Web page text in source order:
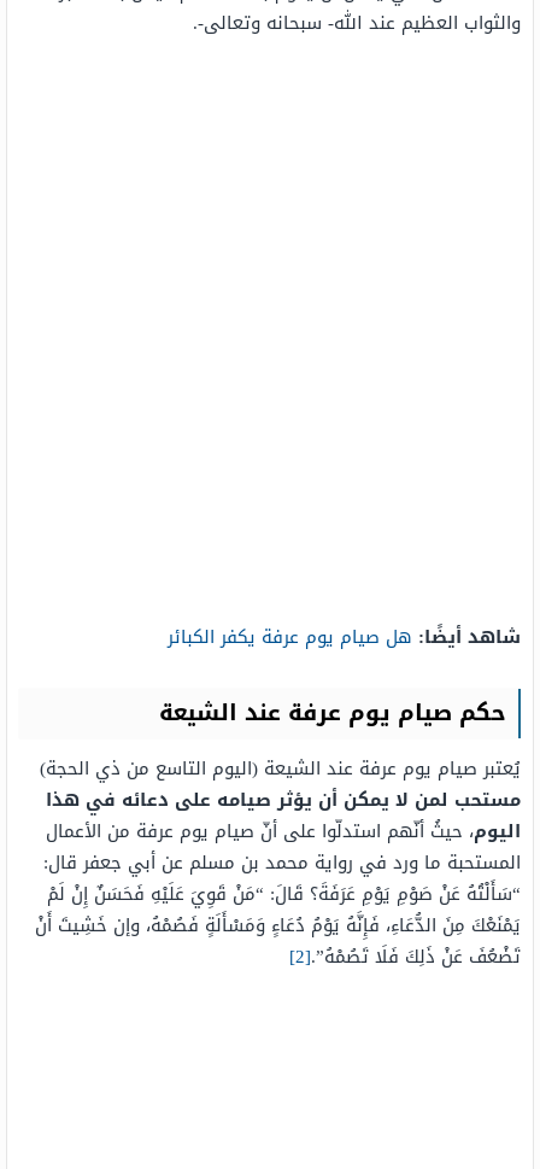
والثواب العظيم عند الله- سبحانه وتعالى-.
شاهد أيضًا: هل صيام يوم عرفة يكفر الكبائر
حكم صيام يوم عرفة عند الشيعة
يُعتبر صيام يوم عرفة عند الشيعة (اليوم التاسع من ذي الحجة)
مستحب لمن لا يمكن أن يؤثر صيامه على دعائه في هذا
اليوم، حيثُ أنّهم استدلّوا على أنّ صيام يوم عرفة من الأعمال
المستحبة ما ورد في رواية محمد بن مسلم عن أبي جعفر قال:
“سَأَلْتُهُ عَنْ صَوْمِ يَوْمِ عَرَفَةَ؟ قَالَ: “مَنْ قَوِيَ عَلَيْهِ فَحَسَنٌ إِنْ لَمْ
يَمْنَعْكَ مِنَ الدُّعَاءِ، فَإِنَّهُ يَوْمُ دُعَاءٍ وَمَسْأَلَةٍ فَصُمْهُ، وإن خَشِيتَ أَنْ
تَضْعُفَ عَنْ ذَلِكَ فَلَا تَصُمْهُ”.[2]